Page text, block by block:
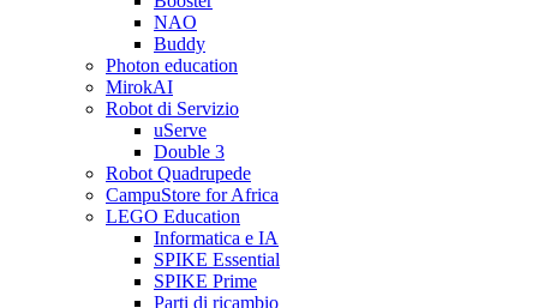
NAO
Buddy
Photon education
MirokAI
Robot di Servizio
uServe
Double 3
Robot Quadrupede
CampuStore for Africa
LEGO Education
Informatica e IA
SPIKE Essential
SPIKE Prime
Parti di ricambio